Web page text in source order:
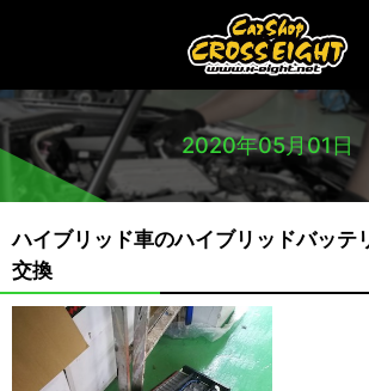
2020年05月01日
ハイブリッド車のハイブリッドバッ
交換